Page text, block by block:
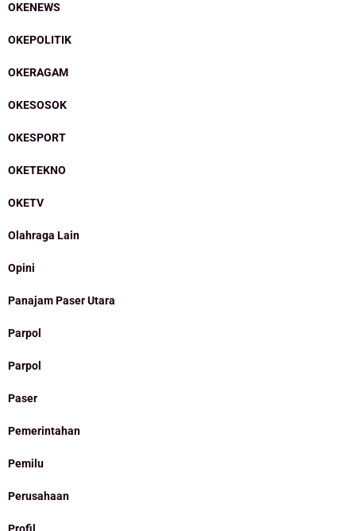
OKENEWS
OKEPOLITIK
OKERAGAM
OKESOSOK
OKESPORT
OKETEKNO
OKETV
Olahraga Lain
Opini
Panajam Paser Utara
Parpol
Parpol
Paser
Pemerintahan
Pemilu
Perusahaan